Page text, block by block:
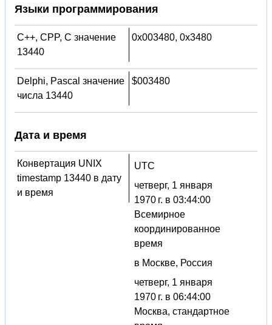
Языки программирования
C++, CPP, C значение
13440
0x003480, 0x3480
Delphi, Pascal значение
числа 13440
$003480
Дата и время
Конвертация UNIX
timestamp 13440 в дату
и время
UTC
четверг, 1 января
1970 г. в 03:44:00
Всемирное
координированное
время
в Москве, Россия
четверг, 1 января
1970 г. в 06:44:00
Москва, стандартное